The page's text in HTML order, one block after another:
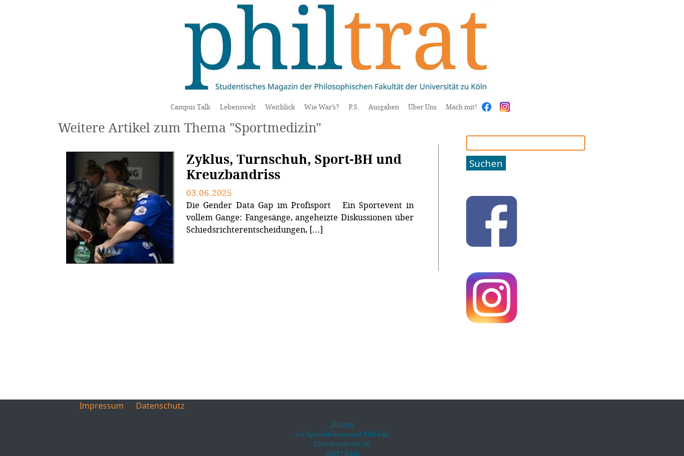
Campus Talk Lebenswelt Weitblick Wie War’s? P.S. Ausgaben Über Uns Mach mit!
Weitere Artikel zum Thema "Sportmedizin"
Zyklus, Turnschuh, Sport-BH und
Kreuzbandriss
03.06.2025
Die Gender Data Gap im Profisport Ein Sportevent in
vollem Gange: Fangesänge, angeheizte Diskussionen über
Schiedsrichterentscheidungen, [...]
nach:
Impressum Datenschutz
philtrat
c/o SprecherInnenrat Phil-Fak
Universitätsstr.16
50937 Köln